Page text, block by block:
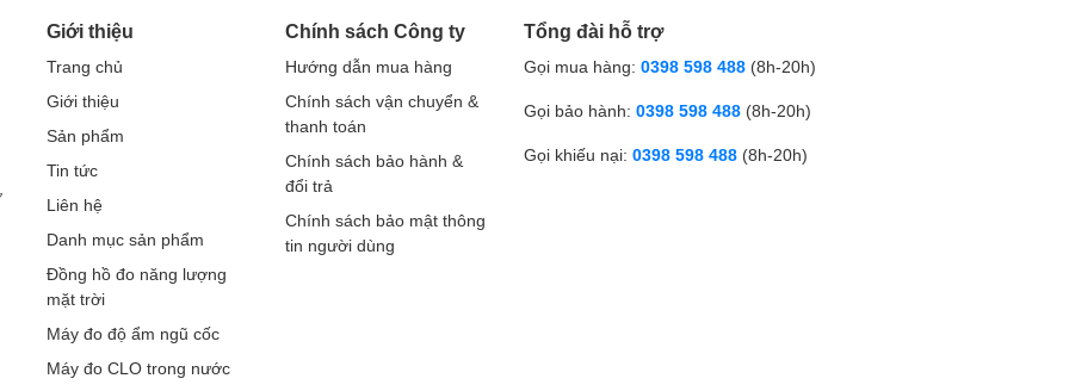
Giới thiệu
Trang chủ
Giới thiệu
Sản phẩm
Tin tức
Liên hệ
Danh mục sản phẩm
Đồng hồ đo năng lượng
mặt trời
Máy đo độ ẩm ngũ cốc
Máy đo CLO trong nước
Chính sách Công ty
Hướng dẫn mua hàng
Chính sách vận chuyển &
thanh toán
Chính sách bảo hành &
đổi trả
Chính sách bảo mật thông
tin người dùng
Tổng đài hỗ trợ
Gọi mua hàng: 0398 598 488 (8h-20h)
Gọi bảo hành: 0398 598 488 (8h-20h)
Gọi khiếu nại: 0398 598 488 (8h-20h)